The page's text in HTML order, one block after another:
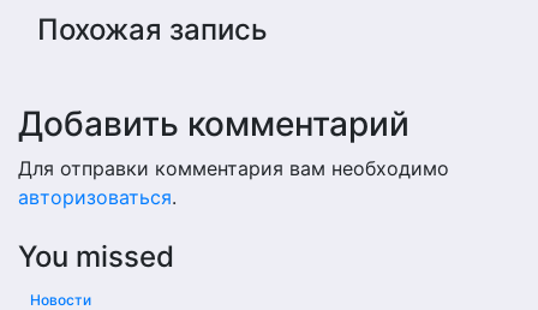
Похожая запись
Добавить комментарий
Для отправки комментария вам необходимо
авторизоваться.
You missed
Новости